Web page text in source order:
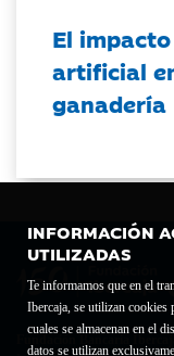
INFORMACIÓN
UTILIZADAS
Te informamos que en el
Ibercaja, se utilizan cookies
cuales se almacenan en el
datos se utilizan
El
artificial
ganadería
Fundación Bancaria